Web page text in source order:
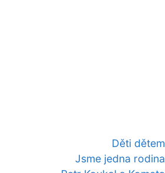
Děti dětem
Jsme jedna rodina